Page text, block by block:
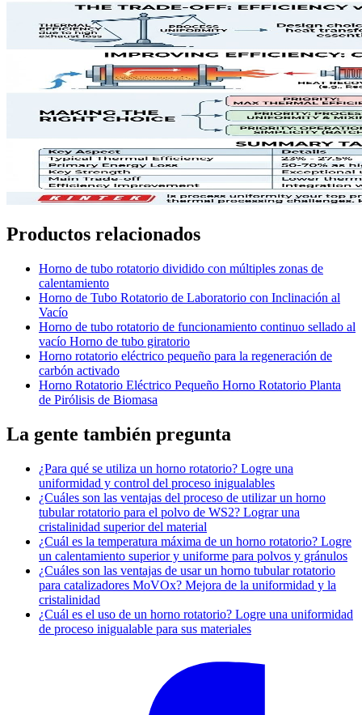
Productos relacionados
Horno de tubo rotatorio dividido con múltiples zonas de
calentamiento
Horno de Tubo Rotatorio de Laboratorio con Inclinación al
Vacío
Horno de tubo rotatorio de funcionamiento continuo sellado al
vacío Horno de tubo giratorio
Horno rotatorio eléctrico pequeño para la regeneración de
carbón activado
Horno Rotatorio Eléctrico Pequeño Horno Rotatorio Planta
de Pirólisis de Biomasa
La gente también pregunta
¿Para qué se utiliza un horno rotatorio? Logre una
uniformidad y control del proceso inigualables
¿Cuáles son las ventajas del proceso de utilizar un horno
tubular rotatorio para el polvo de WS2? Lograr una
cristalinidad superior del material
¿Cuál es la temperatura máxima de un horno rotatorio? Logre
un calentamiento superior y uniforme para polvos y gránulos
¿Cuáles son las ventajas de usar un horno tubular rotatorio
para catalizadores MoVOx? Mejora de la uniformidad y la
cristalinidad
¿Cuál es el uso de un horno rotatorio? Logre una uniformidad
de proceso inigualable para sus materiales